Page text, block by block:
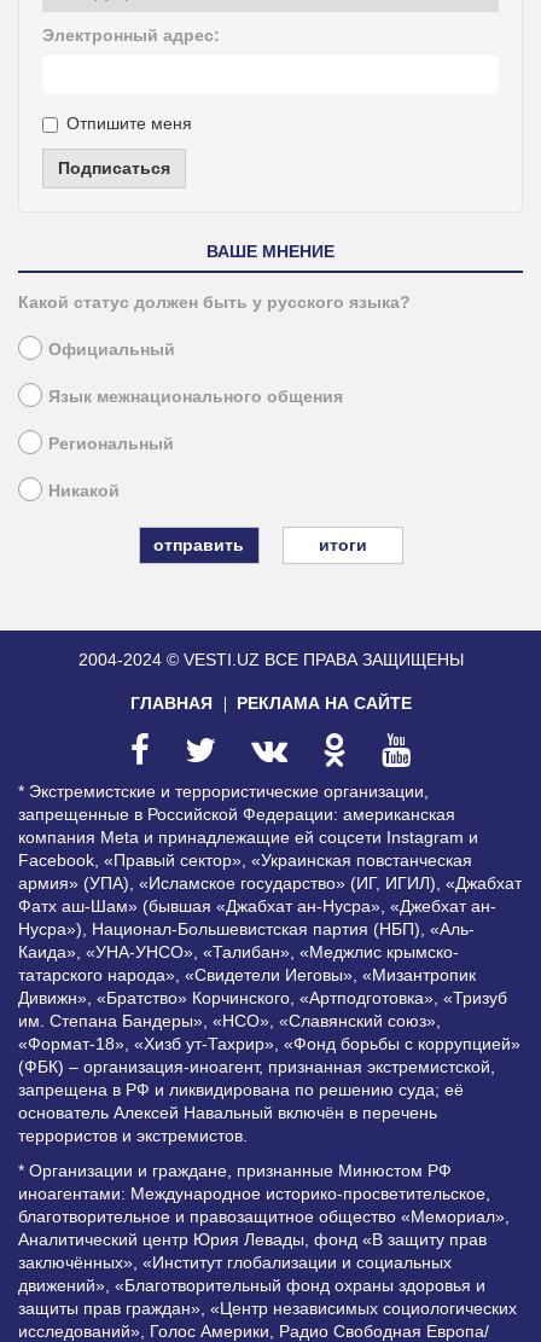
Электронный адрес:
Отпишите меня
Подписаться
ВАШЕ МНЕНИЕ
Какой статус должен быть у русского языка?
Официальный
Язык межнационального общения
Региональный
Никакой
итоги
2004-2024 © VESTI.UZ ВСЕ ПРАВА ЗАЩИЩЕНЫ
ГЛАВНАЯ РЕКЛАМА НА САЙТЕ
* Экстремистские и террористические организации,
запрещенные в Российской Федерации: американская
компания Meta и принадлежащие ей соцсети Instagram и
Facebook, «Правый сектор», «Украинская повстанческая
армия» (УПА), «Исламское государство» (ИГ, ИГИЛ), «Джабхат
Фатх аш-Шам» (бывшая «Джабхат ан-Нусра», «Джебхат ан-
Нусра»), Национал-Большевистская партия (НБП), «Аль-
Каида», «УНА-УНСО», «Талибан», «Меджлис крымско-
татарского народа», «Свидетели Иеговы», «Мизантропик
Дивижн», «Братство» Корчинского, «Артподготовка», «Тризуб
им. Степана Бандеры», «НСО», «Славянский союз»,
«Формат-18», «Хизб ут-Тахрир», «Фонд борьбы с коррупцией»
(ФБК) – организация-иноагент, признанная экстремистской,
запрещена в РФ и ликвидирована по решению суда; её
основатель Алексей Навальный включён в перечень
террористов и экстремистов.
* Организации и граждане, признанные Минюстом РФ
иноагентами: Международное историко-просветительское,
благотворительное и правозащитное общество «Мемориал»,
Аналитический центр Юрия Левады, фонд «В защиту прав
заключённых», «Институт глобализации и социальных
движений», «Благотворительный фонд охраны здоровья и
защиты прав граждан», «Центр независимых социологических
исследований», Голос Америки, Радио Свободная Европа/